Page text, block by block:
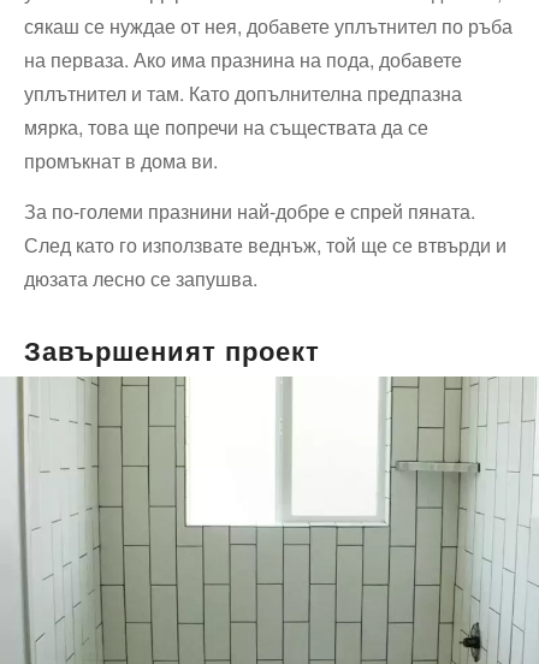
сякаш се нуждае от нея, добавете уплътнител по ръба
на перваза. Ако има празнина на пода, добавете
уплътнител и там. Като допълнителна предпазна
мярка, това ще попречи на съществата да се
промъкнат в дома ви.
За по-големи празнини най-добре е спрей пяната.
След като го използвате веднъж, той ще се втвърди и
дюзата лесно се запушва.
Завършеният проект